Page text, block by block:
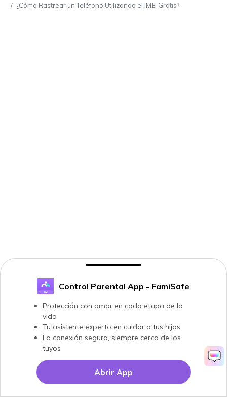
Control Parental App - FamiSafe
Protección con amor en cada etapa de la
vida
Tu asistente experto en cuidar a tus hijos
La conexión segura, siempre cerca de los
tuyos
Abrir App
¿Cómo Rastrear un Teléfono Utilizando el IMEI Gratis?